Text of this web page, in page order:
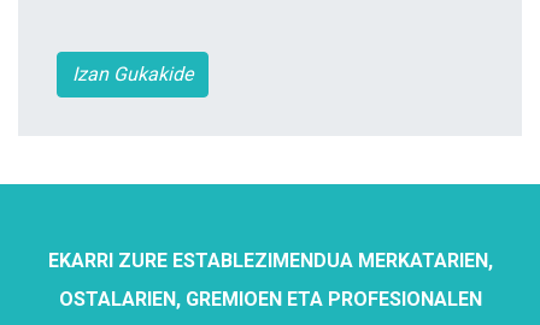
Izan Gukakide
EKARRI ZURE ESTABLEZIMENDUA MERKATARIEN,
OSTALARIEN, GREMIOEN ETA PROFESIONALEN